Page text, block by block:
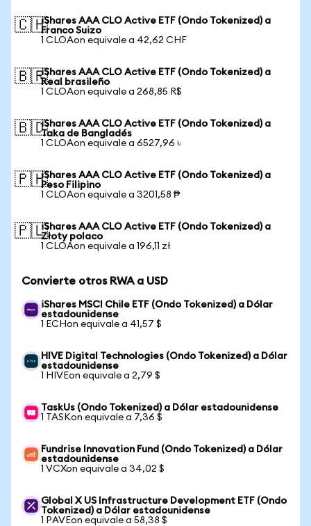
🇨🇭iShares AAA CLO Active ETF (Ondo Tokenized) a
Franco Suizo
1 CLOAon equivale a 42,62 CHF
🇧🇷iShares AAA CLO Active ETF (Ondo Tokenized) a
Real brasileño
1 CLOAon equivale a 268,85 R$
🇧🇩iShares AAA CLO Active ETF (Ondo Tokenized) a
Taka de Bangladés
1 CLOAon equivale a 6527,96 ৳
🇵🇭iShares AAA CLO Active ETF (Ondo Tokenized) a
Peso Filipino
1 CLOAon equivale a 3201,58 ₱
🇵🇱iShares AAA CLO Active ETF (Ondo Tokenized) a
Złoty polaco
1 CLOAon equivale a 196,11 zł
Convierte otros RWA a USD
iShares MSCI Chile ETF (Ondo Tokenized) a Dólar
estadounidense
1 ECHon equivale a 41,57 $
HIVE Digital Technologies (Ondo Tokenized) a Dólar
estadounidense
1 HIVEon equivale a 2,79 $
TaskUs (Ondo Tokenized) a Dólar estadounidense
1 TASKon equivale a 7,36 $
Fundrise Innovation Fund (Ondo Tokenized) a Dólar
estadounidense
1 VCXon equivale a 34,02 $
Global X US Infrastructure Development ETF (Ondo
Tokenized) a Dólar estadounidense
1 PAVEon equivale a 58,38 $